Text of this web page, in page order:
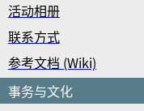
活动相册
联系方式
参考文档 (Wiki)
事务与文化